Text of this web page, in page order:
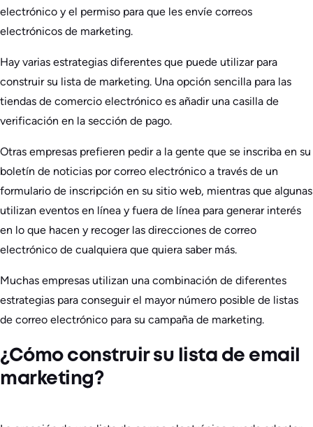
electrónico y el permiso para que les envíe correos
electrónicos de marketing.
Hay varias estrategias diferentes que puede utilizar para
construir su lista de marketing. Una opción sencilla para las
tiendas de comercio electrónico es añadir una casilla de
verificación en la sección de pago.
Otras empresas prefieren pedir a la gente que se inscriba en su
boletín de noticias por correo electrónico a través de un
formulario de inscripción en su sitio web, mientras que algunas
utilizan eventos en línea y fuera de línea para generar interés
en lo que hacen y recoger las direcciones de correo
electrónico de cualquiera que quiera saber más.
Muchas empresas utilizan una combinación de diferentes
estrategias para conseguir el mayor número posible de listas
de correo electrónico para su campaña de marketing.
¿Cómo construir su lista de email
marketing?